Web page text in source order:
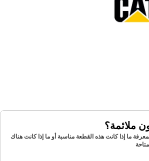
ما إذا كانت هذه القطعة مناسبة أو ما إذا كانت هناك